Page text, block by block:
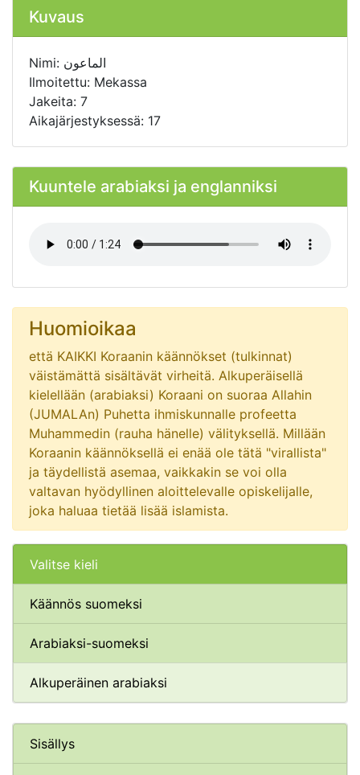
Kuvaus
Nimi: الماعون
Ilmoitettu: Mekassa
Jakeita: 7
Aikajärjestyksessä: 17
Kuuntele arabiaksi ja englanniksi
Huomioikaa
että KAIKKI Koraanin käännökset (tulkinnat)
väistämättä sisältävät virheitä. Alkuperäisellä
kielellään (arabiaksi) Koraani on suoraa Allahin
(JUMALAn) Puhetta ihmiskunnalle profeetta
Muhammedin (rauha hänelle) välityksellä. Millään
Koraanin käännöksellä ei enää ole tätä "virallista"
ja täydellistä asemaa, vaikkakin se voi olla
valtavan hyödyllinen aloittelevalle opiskelijalle,
joka haluaa tietää lisää islamista.
Valitse kieli
Käännös suomeksi
Arabiaksi-suomeksi
Alkuperäinen arabiaksi
Sisällys